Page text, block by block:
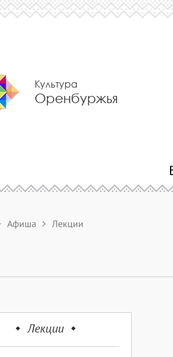
Культура
Оренбуржья
Афиша Лекции
Лекции